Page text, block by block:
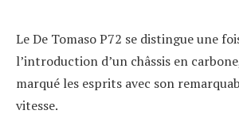
Le De Tomaso P72 se distingue une
l’introduction d’un châssis en
marqué les esprits avec son
vitesse.